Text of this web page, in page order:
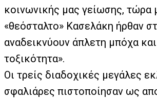
κοινωνικής μας γείωσης, τώρα
«θεόσταλτο» Κασελάκη ήρθαν
αναδεικνύουν άπλετη μπόχα
τοξικότητα».
Οι τρείς διαδοχικές μεγάλες
σφαλιάρες πιστοποίησαν ως